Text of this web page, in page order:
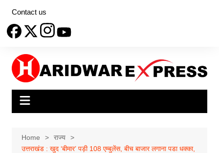
content
Contact us
Home
राज्य
उत्तराखंड : खुद ‘बीमार’ पड़ी 108 एम्बुलेंस, बीच बाजार लगाना पडा धक्का,